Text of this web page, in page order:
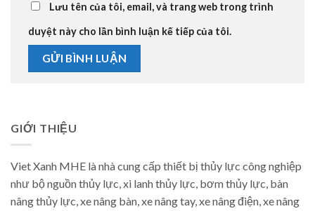
Lưu tên của tôi, email, và trang web trong trình
duyệt này cho lần bình luận kế tiếp của tôi.
GIỚI THIỆU
Viet Xanh MHE là nhà cung cấp thiết bị thủy lực công nghiệp
như bộ nguồn thủy lực, xi lanh thủy lực, bơm thủy lực, bàn
nâng thủy lực, xe nâng bàn, xe nâng tay, xe nâng điện, xe nâng